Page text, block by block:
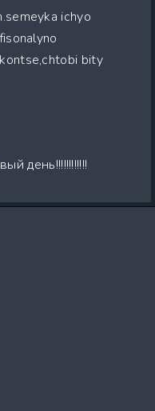
ichyo
bity
день!!!!!!!!!!!!